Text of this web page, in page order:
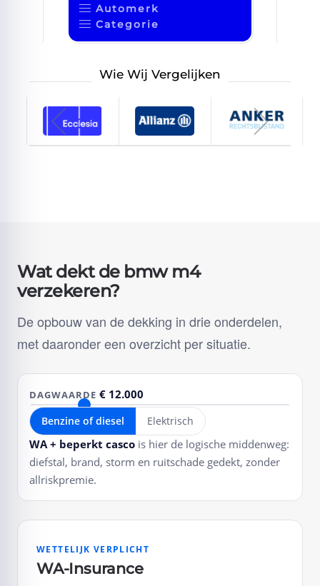
Automerk
Categorie
Wie Wij Vergelijken
Wat dekt de bmw m4
verzekeren?
De opbouw van de dekking in drie onderdelen,
met daaronder een overzicht per situatie.
DAGWAARDE€ 12.000
Benzine of diesel
Elektrisch
WA + beperkt casco is hier de logische middenweg:
diefstal, brand, storm en ruitschade gedekt, zonder
allriskpremie.
WETTELIJK VERPLICHT
WA-Insurance